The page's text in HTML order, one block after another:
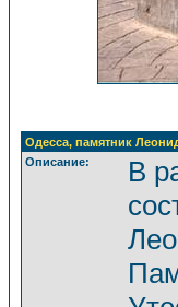
Одесса, памятник
Описание:
В